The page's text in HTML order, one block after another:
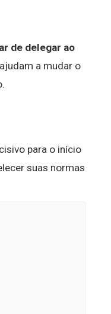
de delegar ao
a mudar o
para o início
suas normas